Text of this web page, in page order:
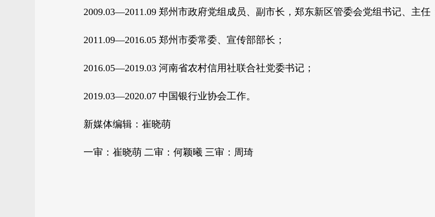
2009.03—2011.09 郑州市政府党组成员、副市长，郑东新区管委会党组书记、主任
2011.09—2016.05 郑州市委常委、宣传部部长；
2016.05—2019.03 河南省农村信用社联合社党委书记；
2019.03—2020.07 中国银行业协会工作。
新媒体编辑：崔晓萌
一审：崔晓萌 二审：何颖曦 三审：周琦